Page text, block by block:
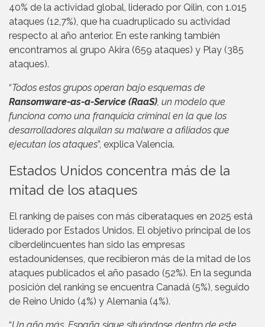
40% de la actividad global, liderado por Qilin, con 1.015
ataques (12,7%), que ha cuadruplicado su actividad
respecto al año anterior. En este ranking también
encontramos al grupo Akira (659 ataques) y Play (385
ataques).
“Todos estos grupos operan bajo esquemas de
Ransomware-as-a-Service (RaaS), un modelo que
funciona como una franquicia criminal en la que los
desarrolladores alquilan su malware a afiliados que
ejecutan los ataques”, explica Valencia.
Estados Unidos concentra más de la
mitad de los ataques
El ranking de países con más ciberataques en 2025 está
liderado por Estados Unidos. El objetivo principal de los
ciberdelincuentes han sido las empresas
estadounidenses, que recibieron más de la mitad de los
ataques publicados el año pasado (52%). En la segunda
posición del ranking se encuentra Canadá (5%), seguido
de Reino Unido (4%) y Alemania (4%).